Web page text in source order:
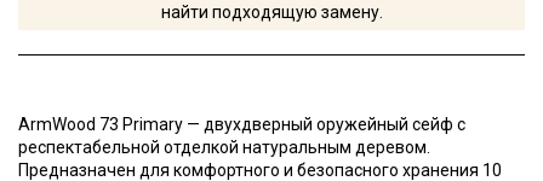
найти подходящую замену.
ArmWood 73 Primary — двухдверный оружейный сейф с
респектабельной отделкой натуральным деревом.
Предназначен для комфортного и безопасного хранения 10